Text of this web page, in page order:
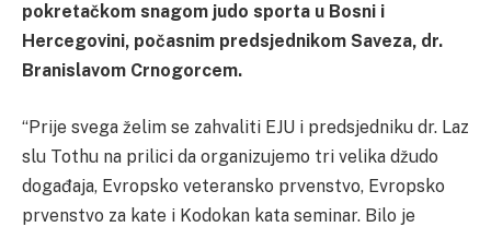
pokretačkom snagom judo sporta u Bosni i
Hercegovini, počasnim predsjednikom Saveza, dr.
Branislavom Crnogorcem.
“Prije svega želim se zahvaliti EJU i predsjedniku dr. Laz
slu Tothu na prilici da organizujemo tri velika džudo
događaja, Evropsko veteransko prvenstvo, Evropsko
prvenstvo za kate i Kodokan kata seminar. Bilo je